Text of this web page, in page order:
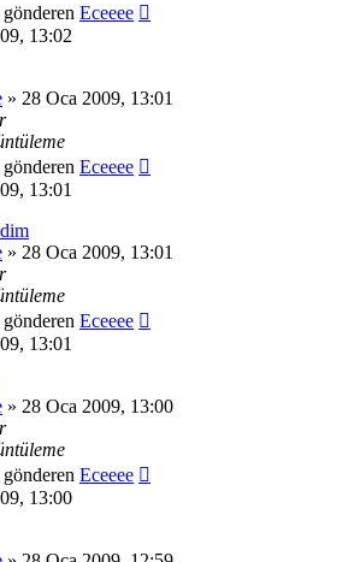
gönderen Eceeee
13:02
» 28 Oca 2009, 13:01
gönderen Eceeee
13:01
» 28 Oca 2009, 13:01
gönderen Eceeee
13:01
» 28 Oca 2009, 13:00
gönderen Eceeee
13:00